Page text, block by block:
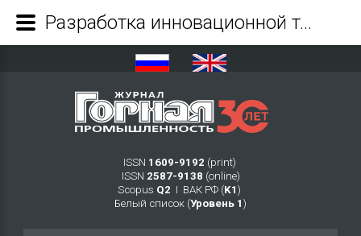
ISSN 1609-9192 (print)
ISSN 2587-9138 (online)
Scopus Q2 Ι ВАК РФ (K1 )
Белый список (Уровень 1 )
Разработка инновационной технологии закладки выработанного пространства на основе использования пастообразных закладочных смесей и оценка ее технико-экономической и экологической эффективности - Журнал Горная промышленность